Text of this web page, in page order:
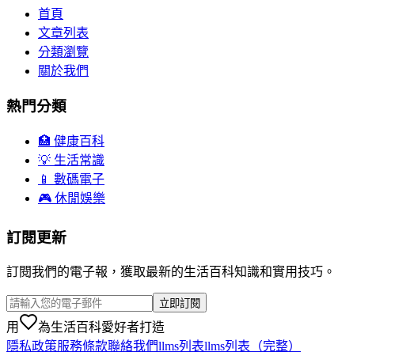
首頁
文章列表
分類瀏覽
關於我們
熱門分類
🏥 健康百科
💡 生活常識
📱 數碼電子
🎮 休閒娛樂
訂閱更新
訂閱我們的電子報，獲取最新的生活百科知識和實用技巧。
立即訂閱
用
為生活百科愛好者打造
隱私政策服務條款聯絡我們llms列表llms列表（完整）